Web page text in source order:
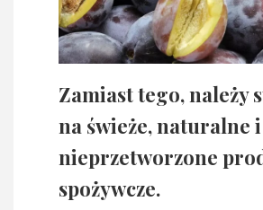
Zamiast tego, należy
na świeże, naturalne i
nieprzetworzone
spożywcze.